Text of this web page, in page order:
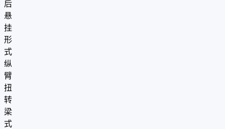
后
悬
挂
形
式
纵
臂
扭
转
梁
式